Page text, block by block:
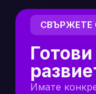
СВЪРЖЕТЕ
Имате